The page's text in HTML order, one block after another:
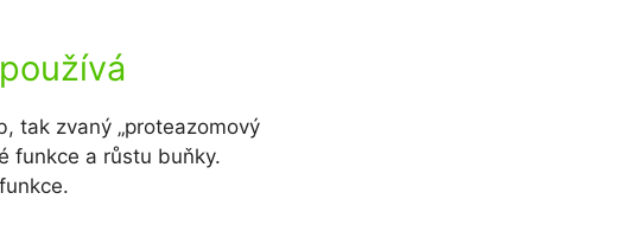
tak zvaný „proteazomový
funkce a růstu buňky.